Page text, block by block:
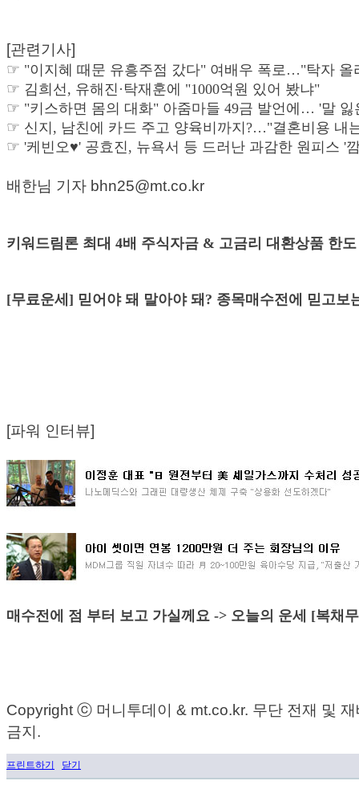
[관련기사]
☞ "이지혜 때문 유흥주점 갔다" 여배우 폭로…"탁자 올
☞ 김희선, 유해진·탁재훈에 "1000억원 있어 봤냐"
☞ "키스하면 몸의 대화" 아줌마들 49금 발언에… '말 잃
☞ 신지, 남친에 카드 주고 양육비까지?…"결혼비용 내
☞ '케빈오♥' 공효진, 뉴욕서 등 드러난 과감한 원피스 '
배한님 기자 bhn25@mt.co.kr
키워드림론 최대 4배 주식자금 & 고금리 대환상품 한도
[무료운세] 믿어야 돼 말아야 돼? 종목매수전에 믿고
[파워 인터뷰]
매수전에 점 부터 보고 가실께요 -> 오늘의 운세 [복채
Copyright ⓒ 머니투데이 & mt.co.kr. 무단 전재 및
금지.
프린트하기 닫기